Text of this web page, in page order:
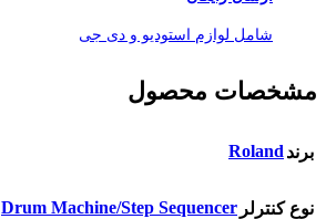
شامل لوازم استودیو و دی جی
مشخصات محصول
برندRoland
نوع کنترلر Drum Machine/Step Sequencer